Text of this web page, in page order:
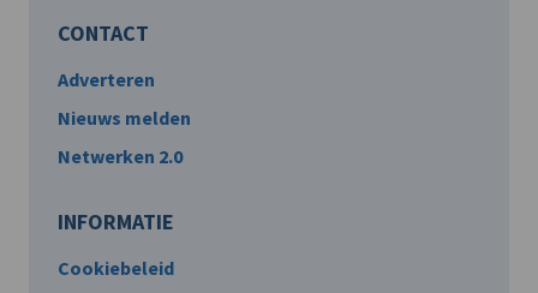
CONTACT
Adverteren
Nieuws melden
Netwerken 2.0
INFORMATIE
Cookiebeleid